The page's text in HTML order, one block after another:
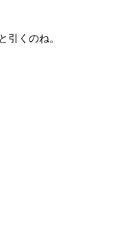
引くのね。